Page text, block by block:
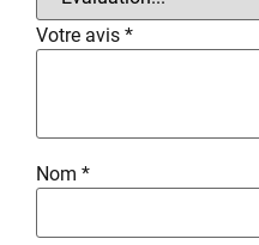
Votre avis *
Nom *